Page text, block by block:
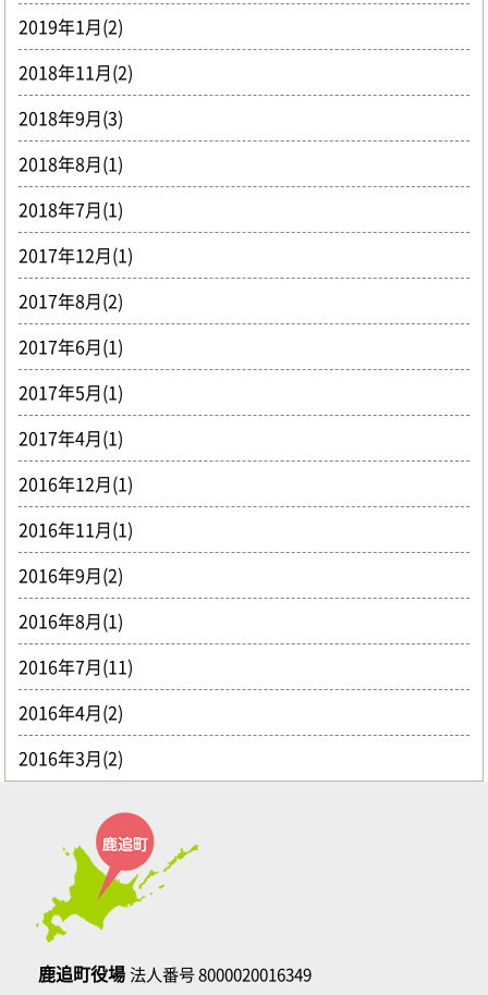
2019年1月(2)
2018年11月(2)
2018年9月(3)
2018年8月(1)
2018年7月(1)
2017年12月(1)
2017年8月(2)
2017年6月(1)
2017年5月(1)
2017年4月(1)
2016年12月(1)
2016年11月(1)
2016年9月(2)
2016年8月(1)
2016年7月(11)
2016年4月(2)
2016年3月(2)
鹿追町役場法人番号 8000020016349